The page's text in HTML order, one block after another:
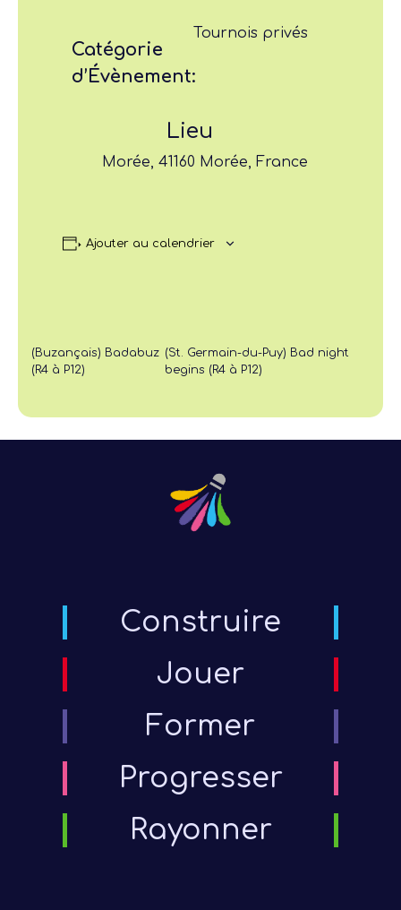
Catégorie
d’Évènement:
Tournois privés
Lieu
Morée, 41160 Morée, France
Ajouter au calendrier
(Buzançais) Badabuz
(R4 à P12)
(St. Germain-du-Puy) Bad night
begins (R4 à P12)
Construire
Jouer
Former
Progresser
Rayonner